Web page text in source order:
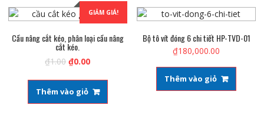
GIẢM GIÁ!
Cầu nâng cắt kéo, phân loại cầu nâng
cắt kéo.
₫1.00 ₫0.00
Thêm vào giỏ
Bộ tô vít đóng 6 chi tiết HP-TVD-01
₫180,000.00
Thêm vào giỏ